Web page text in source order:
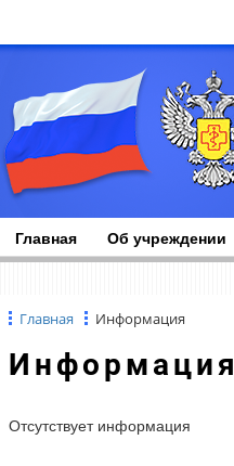
Главная Об учреждении
Главная Информация
Информация
Отсутствует информация